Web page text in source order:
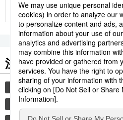
もっと見る
注目のキーワード
共同通信ニュース 国民栄誉賞
サッカー